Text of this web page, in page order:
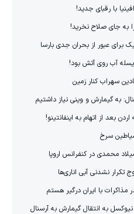
با رقبای جدید!
به جای صلاح نخرید!
عبور از بحران جدی بارسا
آب روی آتش بود!
سهراب کنار زمین
به گیمارش و وینی نیاز داشتیم
بعد از اتهام به اینفانتینو!
سرخ
محمدی در کنفرانس اروپا
تکرار نشدنی آبی اناری‌ها
با ایران درگیر هستم
به انتقال گیمارش به آرسنال